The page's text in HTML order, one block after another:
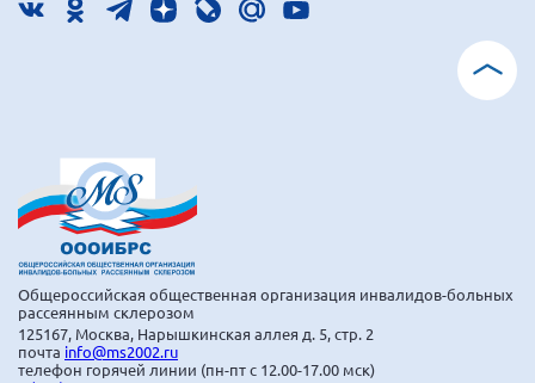
Ивановская область
Краснодарский край
Красноярский край
Липецкая область
Ленинградская область
г. Москва
Московская область
Общероссийская общественная организация инвалидов-больных
рассеянным склерозом
125167, Москва, Нарышкинская аллея д. 5, стр. 2
почта info@ms2002.ru
телефон горячей линии (пн-пт с 12.00-17.00 мск)